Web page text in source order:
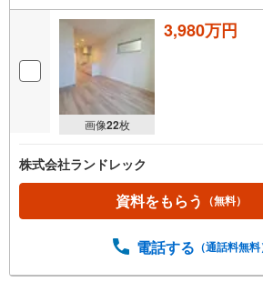
画像22枚
3,980万円
株式会社ランドレック
資料をもらう （無料）
電話する （通話料無料